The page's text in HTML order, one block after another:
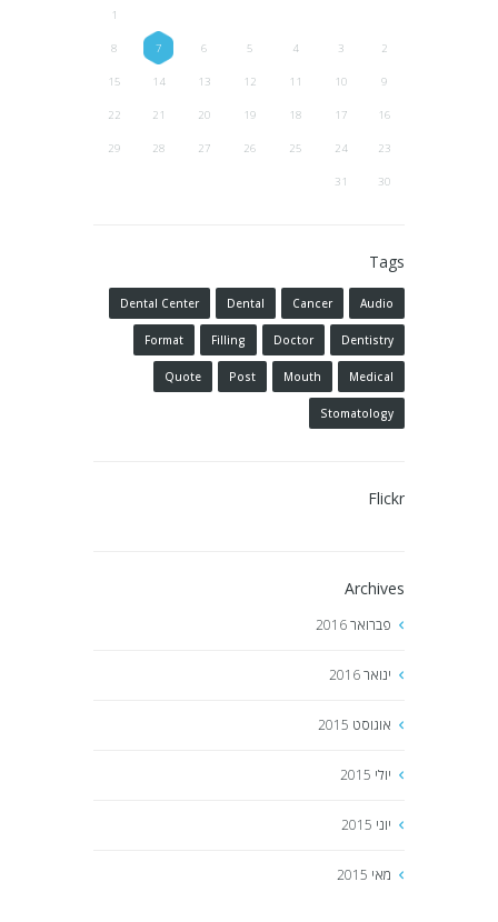
1
2
3
4
5
6
7
8
9
10
11
12
13
14
15
16
17
18
19
20
21
22
23
24
25
26
27
28
29
30
31
Tags
Audio
Cancer
Dental
Dental Center
Dentistry
Doctor
Filling
Format
Medical
Mouth
Post
Quote
Stomatology
Flickr
Archives
פברואר2016
ינואר2016
אוגוסט 2015
יולי 2015
יוני 2015
מאי 2015